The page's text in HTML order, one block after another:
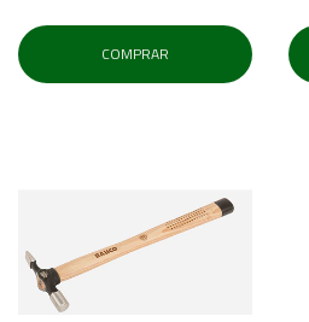
COMPRAR